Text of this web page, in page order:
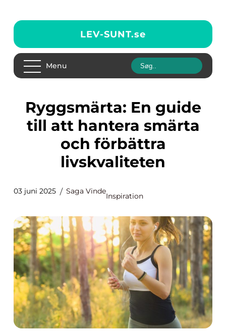
LEV-SUNT.se
Menu
Ryggsmärta: En guide
till att hantera smärta
och förbättra
livskvaliteten
03 juni 2025 Saga Vinde
Inspiration